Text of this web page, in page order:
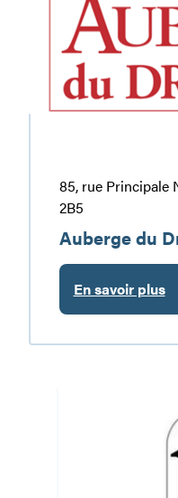
85, rue Principale
2B5
Auberge du
En savoir plus
:
Auberge
du